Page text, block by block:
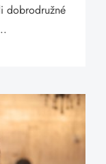
dobrodružné